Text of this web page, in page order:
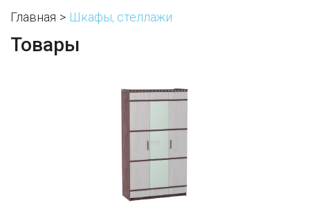
Главная Шкафы, стеллажи
Товары